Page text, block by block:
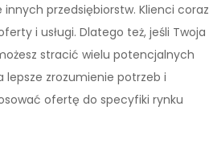
przedsiębiorstw. Klienci coraz
i usługi. Dlatego też, jeśli Twoja
stracić wielu potencjalnych
lepsze zrozumienie potrzeb i
ofertę do specyfiki rynku